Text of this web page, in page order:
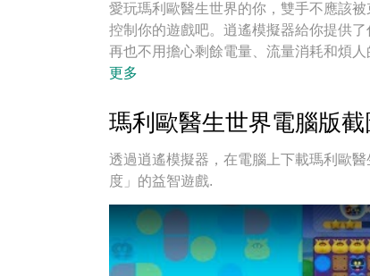
愛玩瑪利歐醫生世界的你，雙手不應該
控制你的遊戲吧。逍遙模擬器給你提供
再也不用擔心剩餘電量、流量消耗和煩
佳選擇！我们用心準備，完美的按鍵映
不僅在意你怎樣遊玩，更在意如何讓你享
更多
瑪利歐醫生世界電腦版
透過逍遙模擬器，在電腦上下載瑪利歐
度」的益智遊戲.